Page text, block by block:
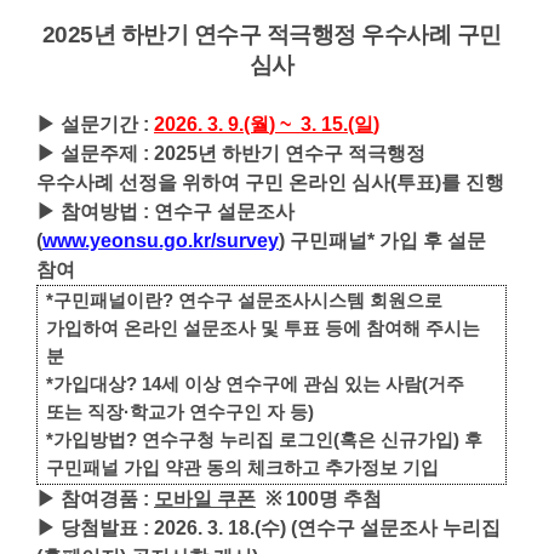
2025년 하반기 연수구 적극행정 우수사례 구민
심사
▶ 설문기간 : 2026. 3. 9.(월) ~ 3. 15.(일)
▶ 설문주제 : 2025년 하반기 연수구 적극행정
우수사례 선정을 위하여 구민 온라인 심사(투표)를 진행
▶ 참여방법 : 연수구 설문조사
(www.yeonsu.go.kr/survey) 구민패널* 가입 후 설문
참여
*구민패널이란? 연수구 설문조사시스템 회원으로
가입하여 온라인 설문조사 및 투표 등에 참여해 주시는
분
*가입대상? 14세 이상 연수구에 관심 있는 사람(거주
또는 직장·학교가 연수구인 자 등)
*가입방법? 연수구청 누리집 로그인 (혹은 신규가입) 후
구민패널 가입 약관 동의 체크하고 추가정보 기입
▶ 참여경품 : 모바일 쿠폰 ※ 100명 추첨
▶ 당첨발표 : 2026. 3. 18.(수) (연수구 설문조사 누리집